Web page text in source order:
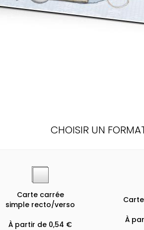
CHOISIR UN
Carte carrée
simple recto/verso
À partir de 0,54 €
À